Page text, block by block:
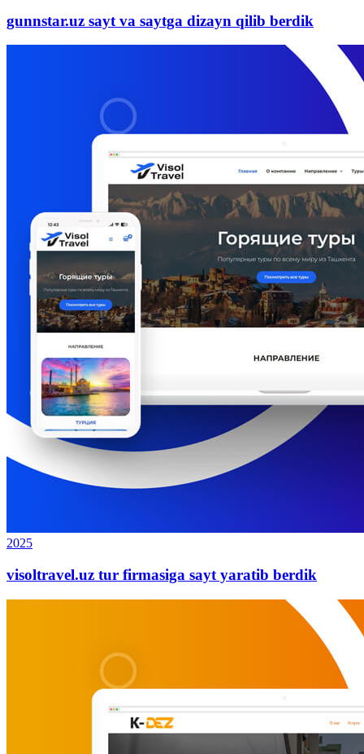
gunnstar.uz sayt va saytga dizayn qilib berdik
2025
visoltravel.uz tur firmasiga sayt yaratib berdik